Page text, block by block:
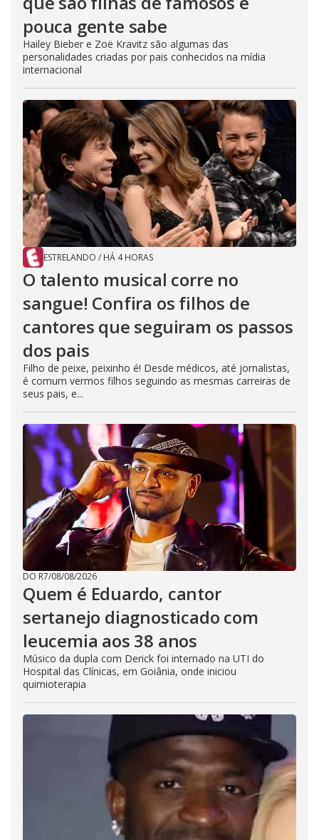
pouca gente sabe
Hailey Bieber e Zoë Kravitz são algumas das
personalidades criadas por pais conhecidos na mídia
internacional
ESTRELANDO / HÁ 4 HORAS
O talento musical corre no
sangue! Confira os filhos de
cantores que seguiram os passos
dos pais
Filho de peixe, peixinho é! Desde médicos, até jornalistas,
é comum vermos filhos seguindo as mesmas carreiras de
seus pais, e...
DO R7/08/08/2026
Quem é Eduardo, cantor
sertanejo diagnosticado com
leucemia aos 38 anos
Músico da dupla com Derick foi internado na UTI do
Hospital das Clínicas, em Goiânia, onde iniciou
quimioterapia